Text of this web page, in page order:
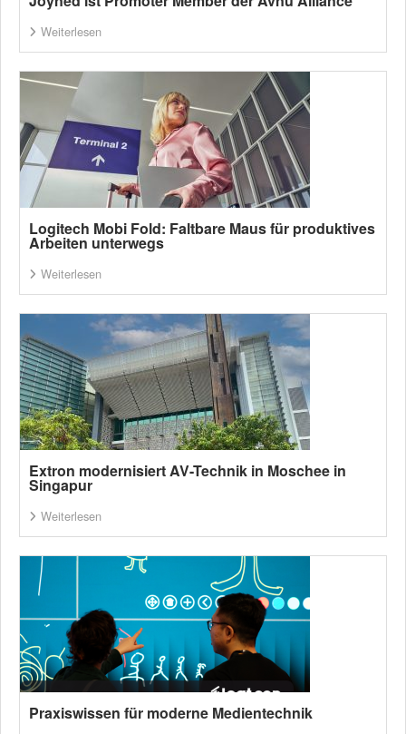
Weiterlesen
Logitech Mobi Fold: Faltbare Maus für produktives
Arbeiten unterwegs
Weiterlesen
Extron modernisiert AV-Technik in Moschee in
Singapur
Weiterlesen
Praxiswissen für moderne Medientechnik